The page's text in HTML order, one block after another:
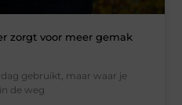
zorgt voor meer gemak
gebruikt, maar waar je
de weg